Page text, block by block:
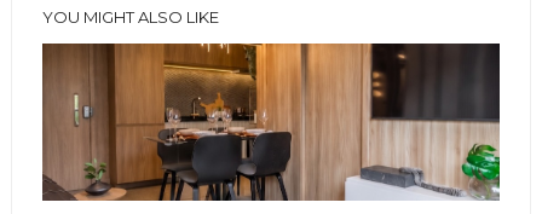
YOU MIGHT ALSO LIKE